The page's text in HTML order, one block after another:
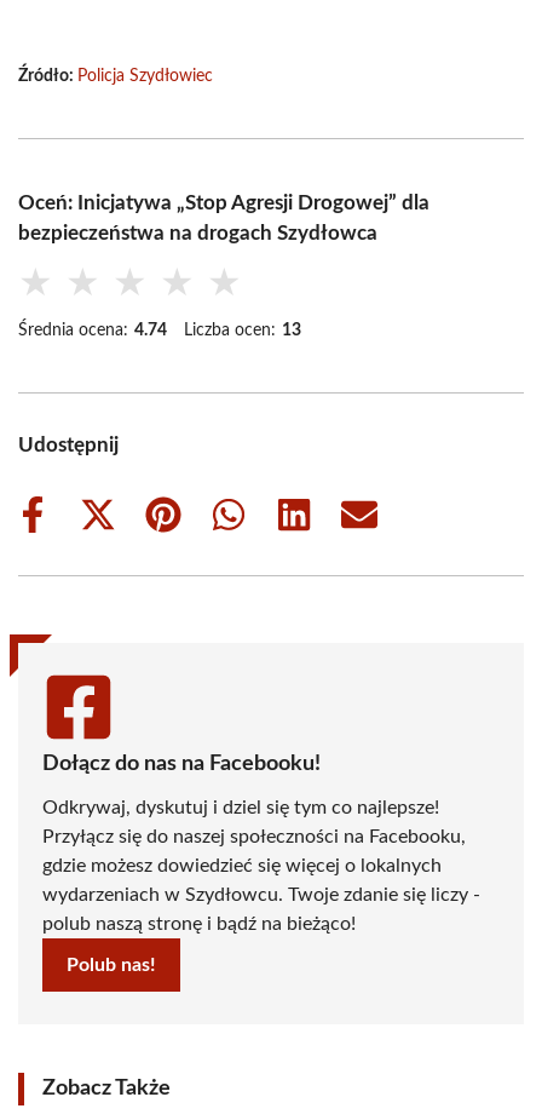
Źródło: Policja Szydłowiec
Oceń: Inicjatywa „Stop Agresji Drogowej” dla
bezpieczeństwa na drogach Szydłowca
★ ★ ★ ★ ★
Średnia ocena: 4.74 Liczba ocen: 13
Udostępnij
Share
Share
(Twitter)
Share
Share
Share
Share
Dołącz do nas na Facebooku!
Odkrywaj, dyskutuj i dziel się tym co najlepsze!
Przyłącz się do naszej społeczności na Facebooku,
gdzie możesz dowiedzieć się więcej o lokalnych
wydarzeniach w Szydłowcu. Twoje zdanie się liczy -
polub naszą stronę i bądź na bieżąco!
Polub nas!
Zobacz Także